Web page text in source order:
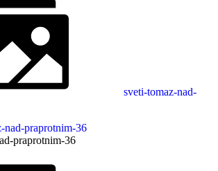
sveti-tomaz-nad-
praprotnim-36